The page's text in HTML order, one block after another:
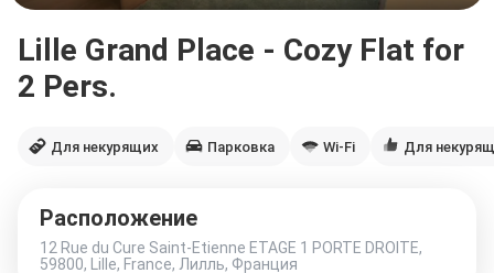
Lille Grand Place - Cozy Flat for
2 Pers.
Для некурящих Парковка Wi-Fi Для
Расположение
12 Rue du Cure Saint-Etienne ETAGE 1 PORTE DROITE,
59800, Lille, France, Лилль, Франция